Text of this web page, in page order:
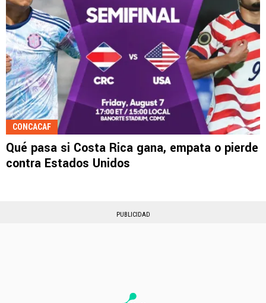
CONCACAF
Qué pasa si Costa Rica gana, empata o pierde
contra Estados Unidos
PUBLICIDAD